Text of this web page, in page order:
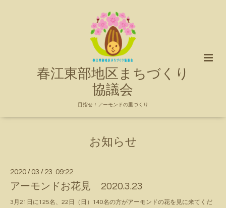
春江東部地区まちづくり
協議会
目指せ！アーモンドの里づくり
お知らせ
2020 / 03 / 23 09:22
アーモンドお花見 2020.3.23
3月21日に125名、22日（日）140名の方がアーモンドの花を見に来てくだ